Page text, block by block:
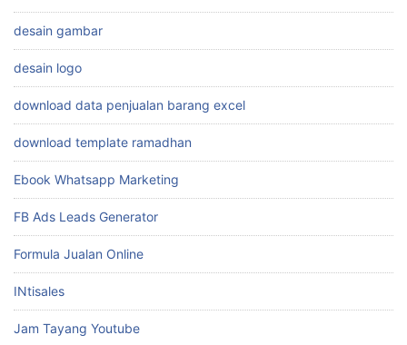
cara branding produk makanan
Cara desain foto
Cara Jualan Online
Cara Mengambil Inspirasi
cara wa anti banned
ChatWAGPT
Desain Animatoon
desain gambar
desain logo